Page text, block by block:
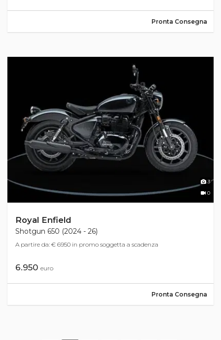
Pronta Consegna
3
0
Royal Enfield
Shotgun 650 (2024 - 26)
A partire da: € 6950 in promo soggetta a scadenza
6.950 euro
Pronta Consegna